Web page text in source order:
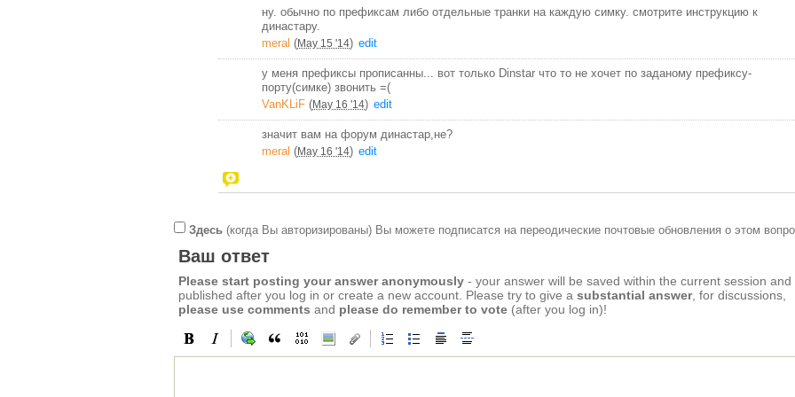
ну. обычно по префиксам либо отдельные транки на каждую симку. смотрите инструкцию к
династару.
meral (May 15 '14) edit
у меня префиксы прописанны... вот только Dinstar что то не хочет по заданому префиксу-
порту(симке) звонить =(
VanKLiF (May 16 '14) edit
значит вам на форум династар,не?
meral (May 16 '14) edit
Здесь (когда Вы авторизированы) Вы можете подписатся на переодические почтовые обновления о этом
Ваш ответ
Please start posting your answer anonymously - your answer will be saved within the current session and
published after you log in or create a new account. Please try to give a substantial answer, for discussions,
please use comments and please do remember to vote (after you log in)!